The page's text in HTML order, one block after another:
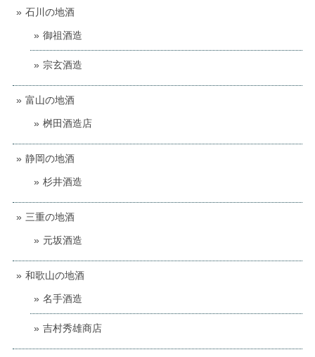
石川の地酒
御祖酒造
宗玄酒造
富山の地酒
桝田酒造店
静岡の地酒
杉井酒造
三重の地酒
元坂酒造
和歌山の地酒
名手酒造
吉村秀雄商店